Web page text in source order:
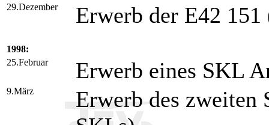
29.Dezember Erwerb der E42
1998:
25.Februar
Erwerb eines SKL
9.März
Erwerb des zweiten